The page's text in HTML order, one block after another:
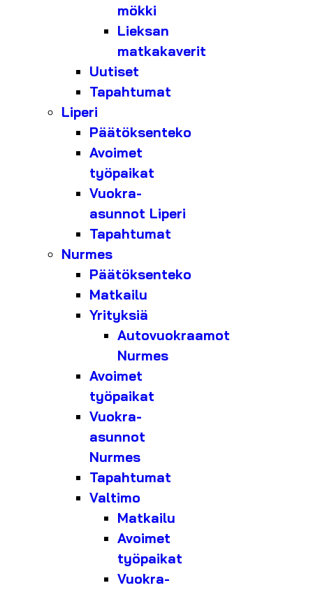
mökki
Lieksan
matkakaverit
Uutiset
Tapahtumat
Liperi
Päätöksenteko
Avoimet
työpaikat
Vuokra-
asunnot Liperi
Tapahtumat
Nurmes
Päätöksenteko
Matkailu
Yrityksiä
Autovuokraamot
Nurmes
Avoimet
työpaikat
Vuokra-
asunnot
Nurmes
Tapahtumat
Valtimo
Matkailu
Avoimet
työpaikat
Vuokra-